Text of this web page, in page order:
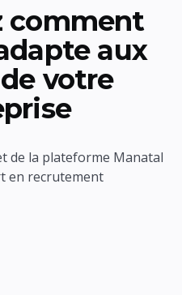
comment
aux
votre
de la plateforme Manatal
en recrutement